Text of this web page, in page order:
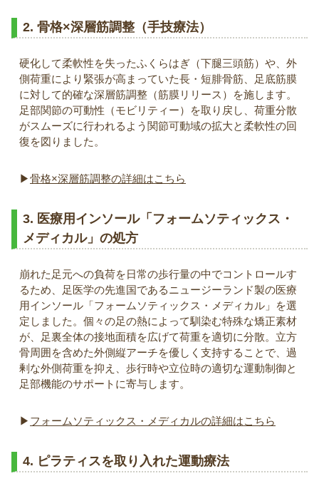
2. 骨格×深層筋調整（手技療法）
硬化して柔軟性を失ったふくらはぎ（下腿三頭筋）や、外
側荷重により緊張が高まっていた長・短腓骨筋、足底筋膜
に対して的確な深層筋調整（筋膜リリース）を施します。
足部関節の可動性（モビリティー）を取り戻し、荷重分散
がスムーズに行われるよう関節可動域の拡大と柔軟性の回
復を図りました。
▶︎骨格×深層筋調整の詳細はこちら
3. 医療用インソール「フォームソティックス・
メディカル」の処方
崩れた足元への負荷を日常の歩行量の中でコントロールす
るため、足医学の先進国であるニュージーランド製の医療
用インソール「フォームソティックス・メディカル」を選
定しました。個々の足の熱によって馴染む特殊な矯正素材
が、足裏全体の接地面積を広げて荷重を適切に分散。立方
骨周囲を含めた外側縦アーチを優しく支持することで、過
剰な外側荷重を抑え、歩行時や立位時の適切な運動制御と
足部機能のサポートに寄与します。
▶︎ フォームソティックス・メディカルの詳細はこちら
4. ピラティスを取り入れた運動療法